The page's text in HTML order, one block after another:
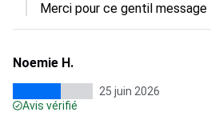
Merci pour ce gentil message
Noemie H.
25 juin 2026
Avis vérifié